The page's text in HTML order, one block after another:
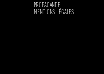
PROPAGANDE
MENTIONS LÉGALES